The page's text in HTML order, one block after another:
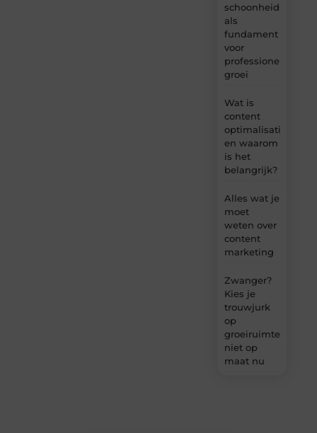
als
fundament
voor
professionele
groei
Wat is
content
optimalisatie
en waarom
is het
belangrijk?
Alles wat je
moet
weten over
content
marketing
Zwanger?
Kies je
trouwjurk
op
groeiruimte,
niet op
maat nu